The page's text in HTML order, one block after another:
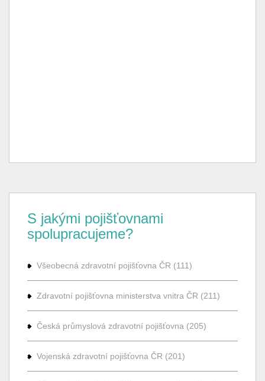
S jakými pojišťovnami
spolupracujeme?
Všeobecná zdravotní pojišťovna ČR (111)
Zdravotní pojišťovna ministerstva vnitra ČR (211)
Česká průmyslová zdravotní pojišťovna (205)
Vojenská zdravotní pojišťovna ČR (201)